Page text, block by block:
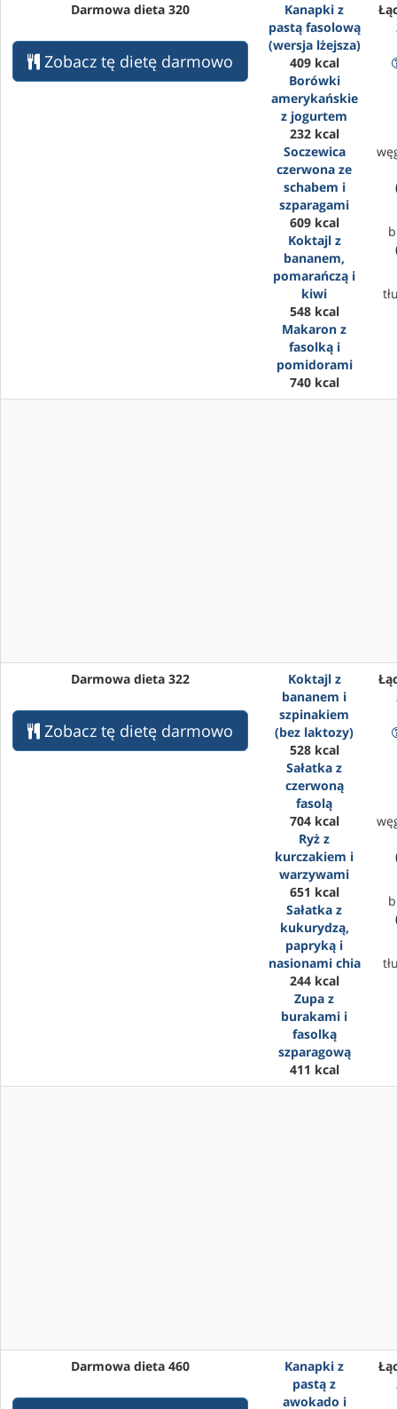
Darmowa dieta 320
Zobacz tę dietę darmowo
Kanapki z
pastą fasolową
(wersja lżejsza)
409 kcal
Borówki
amerykańskie
z jogurtem
232 kcal
Soczewica
czerwona ze
schabem i
szparagami
609 kcal
Koktajl z
bananem,
pomarańczą i
kiwi
548 kcal
Makaron z
fasolką i
pomidorami
740 kcal
Darmowa dieta 322
Zobacz tę dietę darmowo
Koktajl z
bananem i
szpinakiem
(bez laktozy)
528 kcal
Sałatka z
czerwoną
fasolą
704 kcal
Ryż z
kurczakiem i
warzywami
651 kcal
Sałatka z
kukurydzą,
papryką i
nasionami chia
244 kcal
Zupa z
burakami i
fasolką
szparagową
411 kcal
Darmowa dieta 460
Kanapki z
pastą z
awokado i